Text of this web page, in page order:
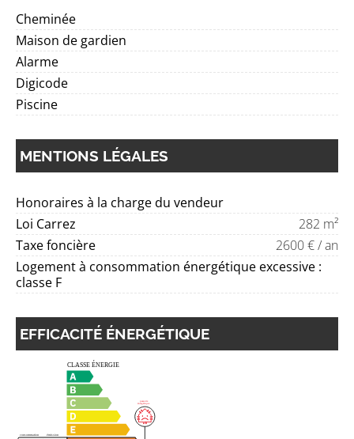
Cheminée
Maison de gardien
Alarme
Digicode
Piscine
MENTIONS LÉGALES
Honoraires à la charge du vendeur
Loi Carrez
282 m²
Taxe foncière
2600 € / an
Logement à consommation énergétique excessive :
classe F
EFFICACITÉ ÉNERGÉTIQUE